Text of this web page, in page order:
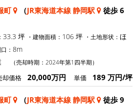
町 （JR東海道本線 静岡駅
徒歩 6
33.3 坪 ・建物面積： 106 坪 ・土地形状： ほ
： 8m
（売却時期：2024年第1四半期）
却価格 20,000万円 単価 189 万円/坪
町 （JR東海道本線 静岡駅
徒歩 9